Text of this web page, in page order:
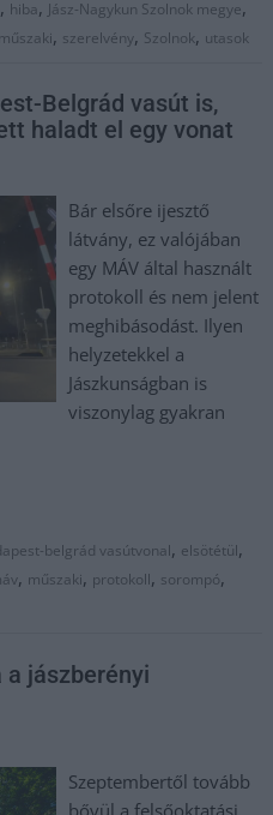
, hiba, Jász-Nagykun Szolnok megye,
műszaki, szerelvény, Szolnok, utasok
Belgrád vasút is,
haladt el egy vonat
Bár elsőre ijesztő
látvány, ez valójában
egy MÁV által használt
protokoll és nem jelent
meghibásodást. Ilyen
helyzetekkel a
Jászkunságban is
viszonylag gyakran
belgrád vasútvonal, elsötétül,
, műszaki, protokoll, sorompó,
jászberényi
Szeptembertől tovább
bővül a felsőoktatási